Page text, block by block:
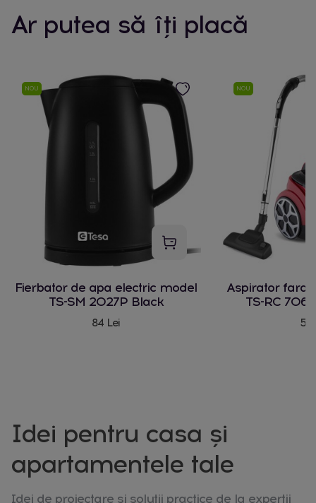
Ar putea să îți placă
NOU
Fierbator de apa electric model
TS-SM 2027P Black
84 Lei
NOU
Aspirator fara
TS-RC 706
Idei pentru casa și
apartamentele tale
Idei de proiectare și soluții practice de la experții